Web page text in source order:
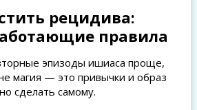
рецидива:
правила
эпизоды ишиаса проще,
магия — это привычки и образ
сделать самому.